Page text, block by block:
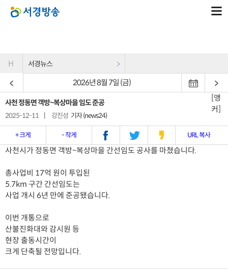
H 서경뉴스
2026년 8월 7일 (금)
사천 정동면 객방~복상마을 임도 준공
2025-12-11 강진성 기자 (news24)
+ 크게 - 작게 URL 복사
[앵
커]
사천시가 정동면 객방~복상마을 간선임도 공사를 마쳤습니다.
총사업비 17억 원이 투입된
5.7km 구간 간선임도는
사업 개시 6년 만에 준공됐습니다.
이번 개통으로
산불진화대와 감시원 등
현장 출동시간이
크게 단축될 전망입니다.